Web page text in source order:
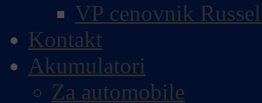
VP cenovnik
Kontakt
Akumulatori
Za automobile